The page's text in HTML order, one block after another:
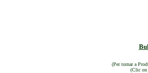
(Per tornar a
(Clic on